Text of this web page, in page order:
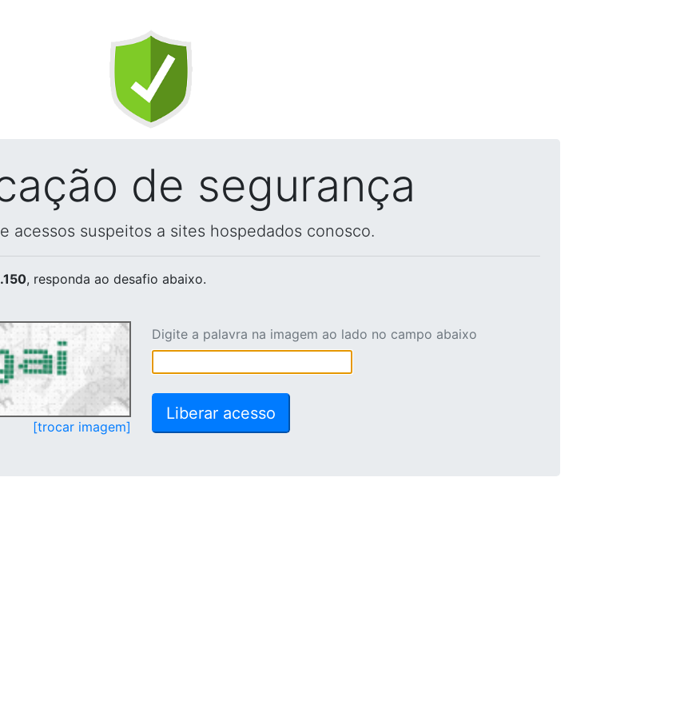
de segurança
acessos suspeitos a sites hospedados conosco.
, responda ao desafio abaixo.
[trocar imagem]
Digite a palavra na imagem ao lado no campo abaixo